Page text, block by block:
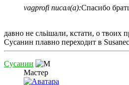
vagprofi писал(а):Спасибо
давно не сльішали, кстати, о
Сусанин плавно переходит в
Сусанин
Мастер